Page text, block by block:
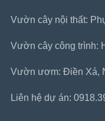
Vườn cây nội thất:
Vườn cây công trình:
Vườn ươm: Điền Xá,
Liên hệ dự án: